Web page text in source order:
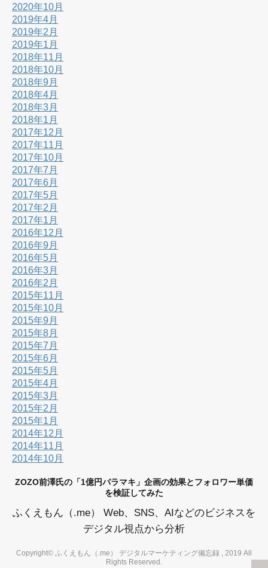
2020年10月
2019年4月
2019年2月
2019年1月
2018年11月
2018年10月
2018年9月
2018年4月
2018年3月
2018年1月
2017年12月
2017年11月
2017年10月
2017年7月
2017年6月
2017年5月
2017年2月
2017年1月
2016年12月
2016年9月
2016年5月
2016年3月
2016年2月
2015年11月
2015年10月
2015年9月
2015年8月
2015年7月
2015年6月
2015年5月
2015年4月
2015年3月
2015年2月
2015年1月
2014年12月
2014年11月
2014年10月
ZOZO前澤氏の「1億円バラマキ」企画の効果とフォロワー単価
を検証してみた
ふくえもん（.me） Web、SNS、AIなどのビジネスを
デジタル視点から分析
Copyright© ふくえもん（.me） デジタルマーケティング備忘録 , 2019 All
Rights Reserved.